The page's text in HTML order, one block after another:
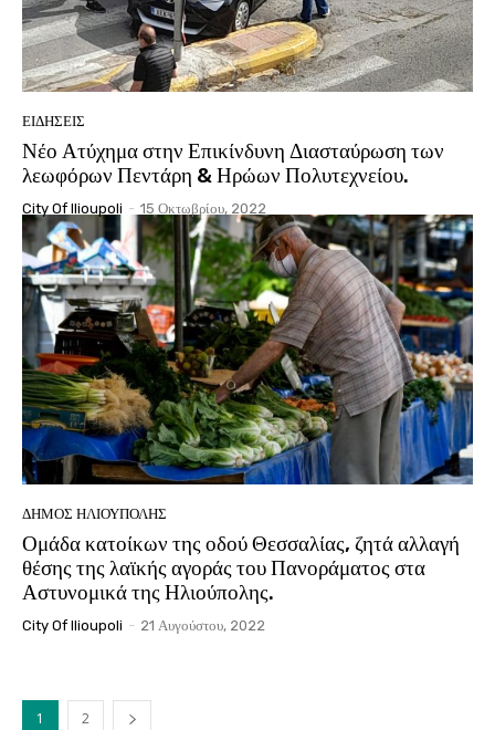
ΕΙΔΉΣΕΙΣ
Νέο Ατύχημα στην Επικίνδυνη Διασταύρωση των
λεωφόρων Πεντάρη & Ηρώων Πολυτεχνείου.
City Of Ilioupoli - 15 Οκτωβρίου, 2022
ΔΉΜΟΣ ΗΛΙΟΎΠΟΛΗΣ
Ομάδα κατοίκων της οδού Θεσσαλίας, ζητά αλλαγή
θέσης της λαϊκής αγοράς του Πανοράματος στα
Αστυνομικά της Ηλιούπολης.
City Of Ilioupoli - 21 Αυγούστου, 2022
1 2